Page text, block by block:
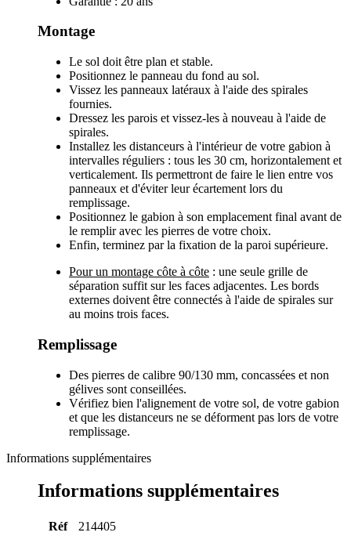
Montage
Le sol doit être plan et stable.
Positionnez le panneau du fond au sol.
Vissez les panneaux latéraux à l'aide des spirales
fournies.
Dressez les parois et vissez-les à nouveau à l'aide de
spirales.
Installez les distanceurs à l'intérieur de votre gabion à
intervalles réguliers : tous les 30 cm, horizontalement et
verticalement. Ils permettront de faire le lien entre vos
panneaux et d'éviter leur écartement lors du
remplissage.
Positionnez le gabion à son emplacement final avant de
le remplir avec les pierres de votre choix.
Enfin, terminez par la fixation de la paroi supérieure.
Pour un montage côte à côte : une seule grille de
séparation suffit sur les faces adjacentes. Les bords
externes doivent être connectés à l'aide de spirales sur
au moins trois faces.
Remplissage
Des pierres de calibre 90/130 mm, concassées et non
gélives sont conseillées.
Vérifiez bien l'alignement de votre sol, de votre gabion
et que les distanceurs ne se déforment pas lors de votre
remplissage.
Informations supplémentaires
Informations supplémentaires
Réf
214405